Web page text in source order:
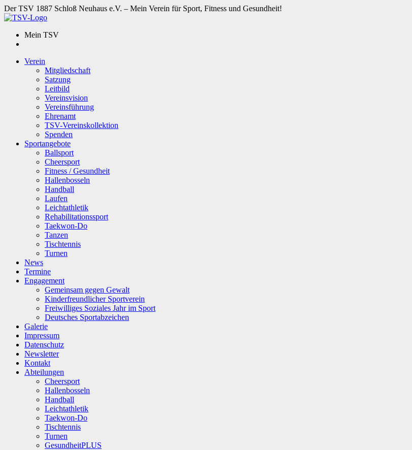
Der TSV 1887 Schloß Neuhaus e.V. – Mein Verein für Sport, Fitness und Gesundheit!
Mein TSV
Verein
Mitgliedschaft
Satzung
Leitbild
Vereinsvision
Vereinsführung
Ehrenamt
TSV-Vereinskollektion
Spenden
Sportangebote
Ballsport
Cheersport
Fitness / Gesundheit
Hallenbosseln
Handball
Laufen
Leichtathletik
Rehabilitationssport
Taekwon-Do
Tanzen
Tischtennis
Turnen
News
Termine
Engagement
Gemeinsam gegen Gewalt
Kinderfreundlicher Sportverein
Freiwilliges Soziales Jahr im Sport
Deutsches Sportabzeichen
Galerie
Impressum
Datenschutz
Newsletter
Kontakt
Abteilungen
Cheersport
Hallenbosseln
Handball
Leichtathletik
Taekwon-Do
Tischtennis
Turnen
GesundheitPLUS